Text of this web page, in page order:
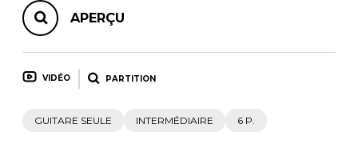
APERÇU
VIDÉO PARTITION
GUITARE SEULE INTERMÉDIAIRE 6 P.